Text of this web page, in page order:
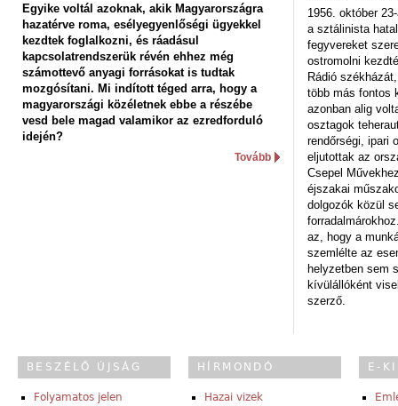
Egyike voltál azoknak, akik Magyarországra
hazatérve roma, esélyegyenlőségi ügyekkel
kezdtek foglalkozni, és ráadásul
kapcsolatrendszerük révén ehhez még
számottevő anyagi forrásokat is tudtak
mozgósítani. Mi indított téged arra, hogy a
magyarországi közéletnek ebbe a részébe
vesd bele magad valamikor az ezredforduló
idején?
Tovább
1956. október
a sztálinista
fegyvereket
ostromolni
Rádió
több más fontos
azonban alig
osztagok
rendőrségi, ipari
eljutottak az
Csepel
éjszakai
dolgozók közül
az, hogy a
szemlélte az
helyzetben sem
kívülállóként
szerző.
BESZÉLŐ ÚJSÁG
Folyamatos jelen
HÍRMONDÓ
Hazai vizek
E-